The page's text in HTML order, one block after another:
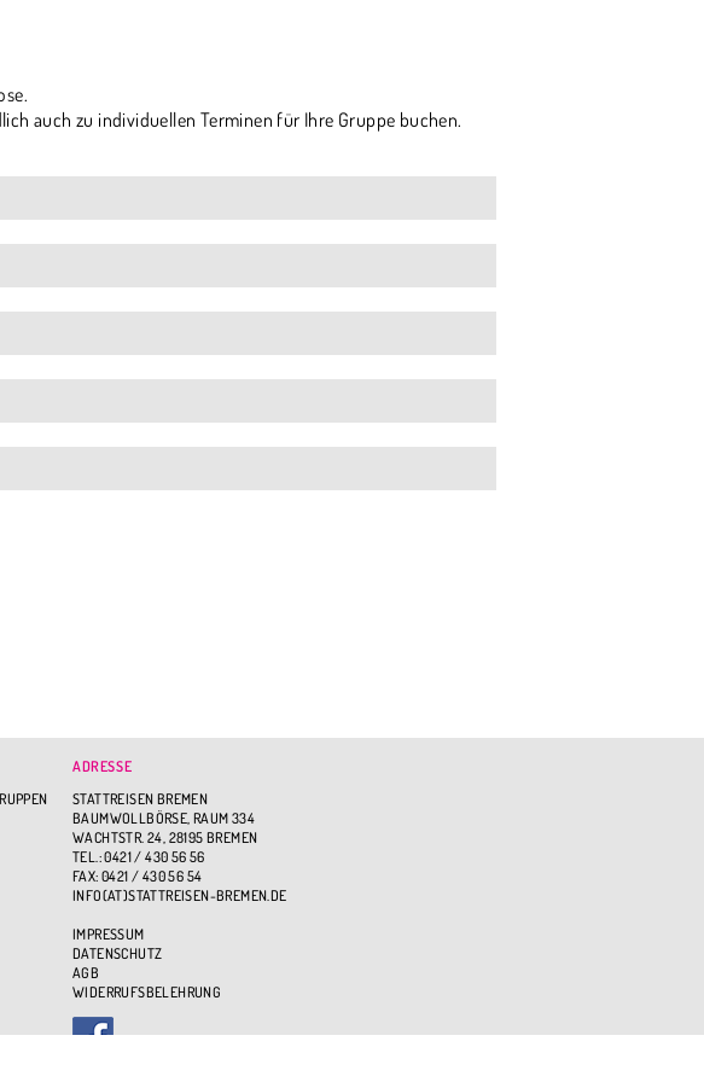
auch zu individuellen Terminen für Ihre Gruppe buchen.
ADRESSE
STATTREISEN BREMEN
BAUMWOLLBÖRSE, RAUM 334
WACHTSTR. 24, 28195 BREMEN
TEL.: 0421 / 430 56 56
FAX: 0421 / 430 56 54
INFO(AT)STATTREISEN-BREMEN.DE
IMPRESSUM
DATENSCHUTZ
AGB
WIDERRUFSBELEHRUNG